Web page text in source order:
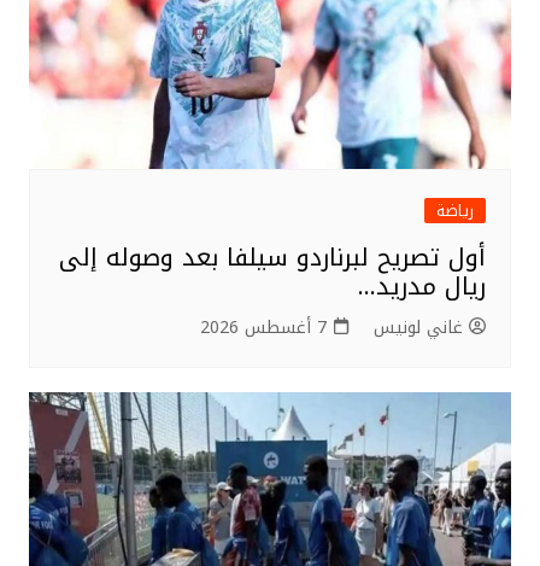
رياضة
أول تصريح لبرناردو سيلفا بعد وصوله إلى
ريال مدريد…
غاني لونيس 7 أغسطس 2026